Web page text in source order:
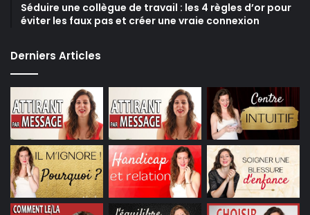
Séduire une collègue de travail : les 4 règles d’or pour
éviter les faux pas et créer une vraie connexion
Derniers Articles